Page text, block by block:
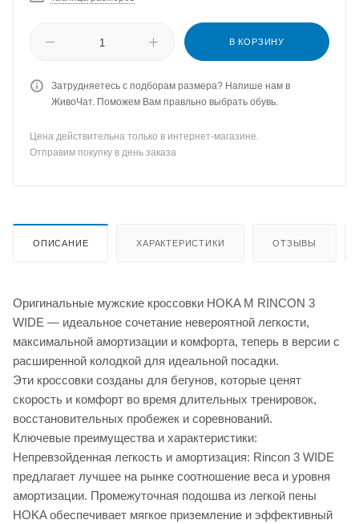
В КОРЗИНУ
Затрудняетесь с подборам размера? Напише нам в
ЖивоЧат. Поможем Вам правльно выбрать обувь.
Цена действительна только в интернет-магазине.
Отправим покупку в день заказа
ОПИСАНИЕ ХАРАКТЕРИСТИКИ ОТЗЫВЫ
Оригинальные мужские кроссовки HOKA M RINCON 3
WIDE — идеальное сочетание невероятной легкости,
максимальной амортизации и комфорта, теперь в версии с
расширенной колодкой для идеальной посадки.
Эти кроссовки созданы для бегунов, которые ценят
скорость и комфорт во время длительных тренировок,
восстановительных пробежек и соревнований.
Ключевые преимущества и характеристики:
Непревзойденная легкость и амортизация: Rincon 3 WIDE
предлагает лучшее на рынке соотношение веса и уровня
амортизации. Промежуточная подошва из легкой пены
HOKA обеспечивает мягкое приземление и эффективный